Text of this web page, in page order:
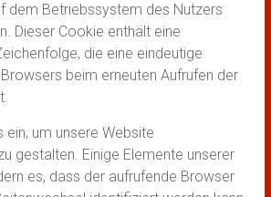
dem Betriebssystem des Nutzers
Dieser Cookie enthält eine
die eine eindeutige
beim erneuten Aufrufen der
um unsere Website
gestalten. Einige Elemente unserer
es, dass der aufrufende Browser